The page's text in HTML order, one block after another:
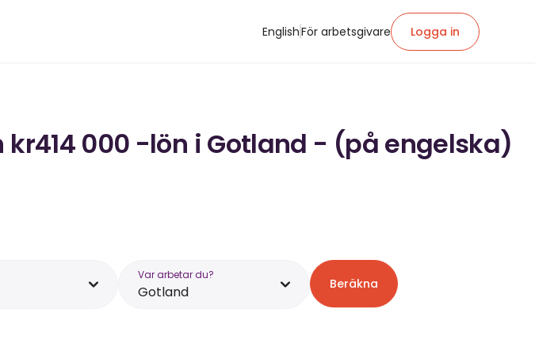
EnglishFör arbetsgivare Logga in
000 -lön i Gotland - (på engelska)
Var arbetar du?
Gotland Beräkna